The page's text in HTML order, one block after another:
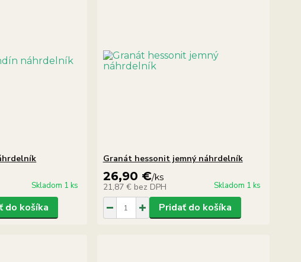
Skladom 1 ks
do košíka
Granát hessonit jemný náhrdelník
26,90 €/ks
21,87 € bez DPH Skladom 1 ks
Pridať do košíka